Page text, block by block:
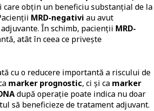
obțin un beneficiu substanțial de la
MRD-negativi au avut
În schimb, pacienții MRD-
atât în ceea ce privește
cu o reducere importantă a riscului de
marker prognostic, ci și ca marker
după operație poate indica nu doar
să beneficieze de tratament adjuvant.